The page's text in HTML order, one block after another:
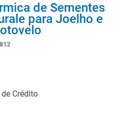
de Sementes
para Joelho e
Crédito